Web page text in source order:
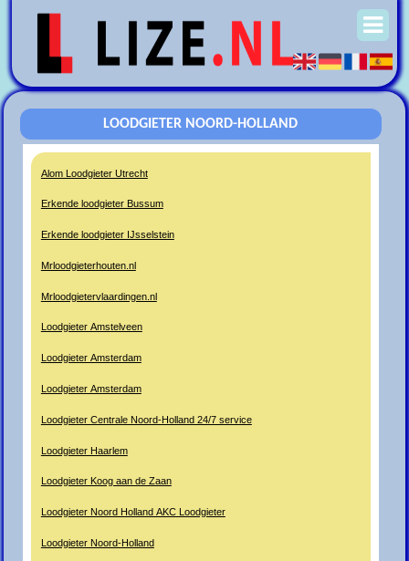
LOODGIETER NOORD-HOLLAND
Alom Loodgieter Utrecht
Erkende loodgieter Bussum
Erkende loodgieter IJsselstein
Mrloodgieterhouten.nl
Mrloodgietervlaardingen.nl
Loodgieter Amstelveen
Loodgieter Amsterdam
Loodgieter Amsterdam
Loodgieter Centrale Noord-Holland 24/7 service
Loodgieter Haarlem
Loodgieter Koog aan de Zaan
Loodgieter Noord Holland AKC Loodgieter
Loodgieter Noord-Holland